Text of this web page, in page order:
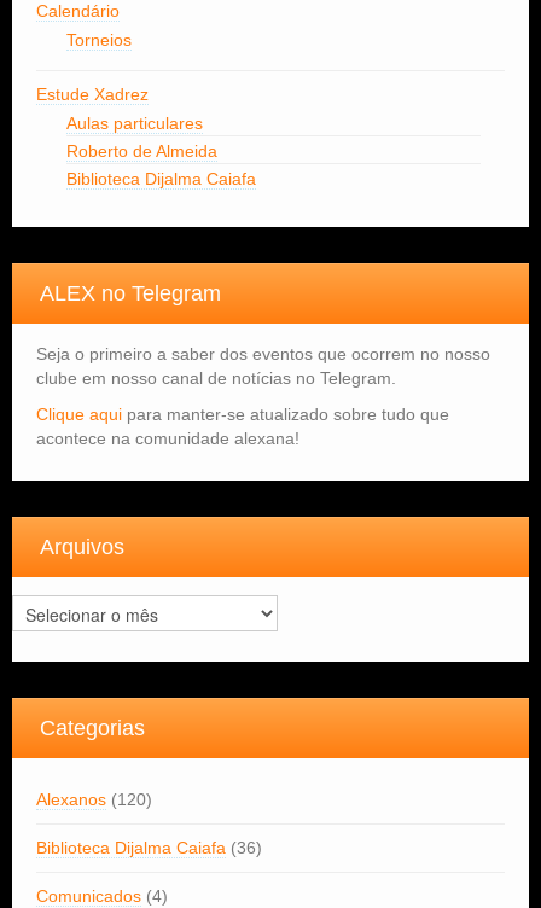
Calendário
Torneios
Estude Xadrez
Aulas particulares
Roberto de Almeida
Biblioteca Dijalma Caiafa
ALEX no Telegram
Seja o primeiro a saber dos eventos que ocorrem no nosso
clube em nosso canal de notícias no Telegram.
Clique aqui para manter-se atualizado sobre tudo que
acontece na comunidade alexana!
Arquivos
Arquivos
Categorias
Alexanos (120)
Biblioteca Dijalma Caiafa (36)
Comunicados (4)